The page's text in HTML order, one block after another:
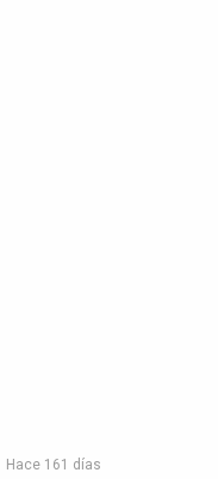
Hace 161 días